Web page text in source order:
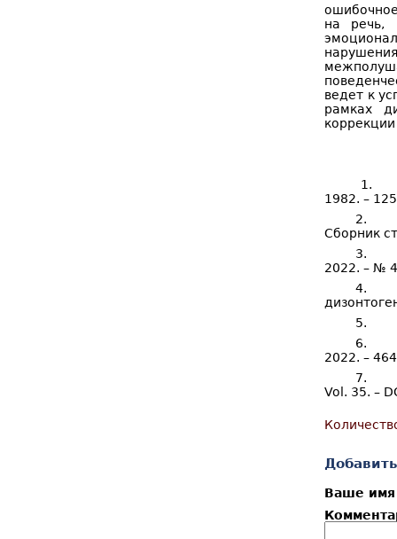
на речь,
ведет к
рамках
1.
1982. –
2.
Сборник
3.
2022. – №
4.
5.
6.
2022. –
7.
Vol. 35. –
Ваше